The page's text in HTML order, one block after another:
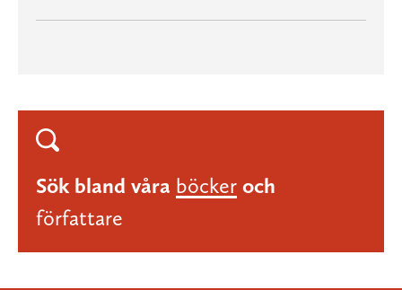
Sök bland våra böcker och
författare